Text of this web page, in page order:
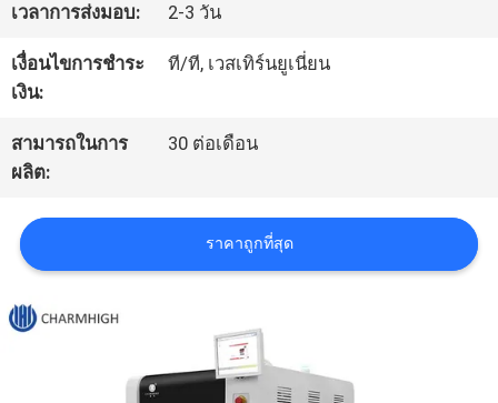
ควบคุม
คุณภาพ
ติดต่อ
เรา
ข่าว
SHOPPING
เวลาการส่งมอบ: 2-3 วัน
เงื่อนไขการชำระ
เงิน:
ที/ที, เวสเทิร์นยูเนี่ยน
สามารถในการ
ผลิต:
30 ต่อเดือน
ราคาถูกที่สุด